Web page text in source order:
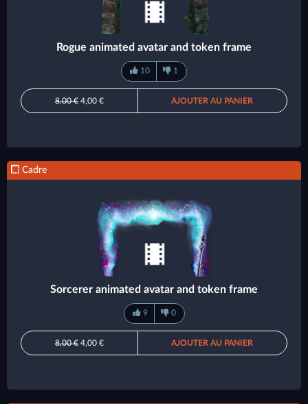
Rogue animated avatar and token frame
10 1
8,00 €4,00 € AJOUTER AU PANIER
Cadre
Sorcerer animated avatar and token frame
9 0
8,00 €4,00 € AJOUTER AU PANIER